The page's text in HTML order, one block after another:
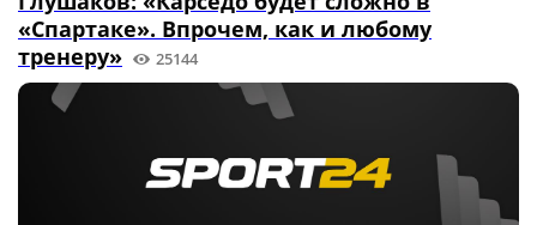
«Спартаке». Впрочем, как и любому
тренеру»
25144